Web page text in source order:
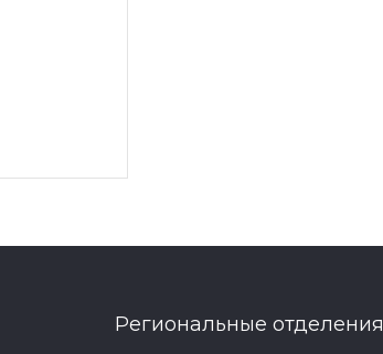
Региональные отделения